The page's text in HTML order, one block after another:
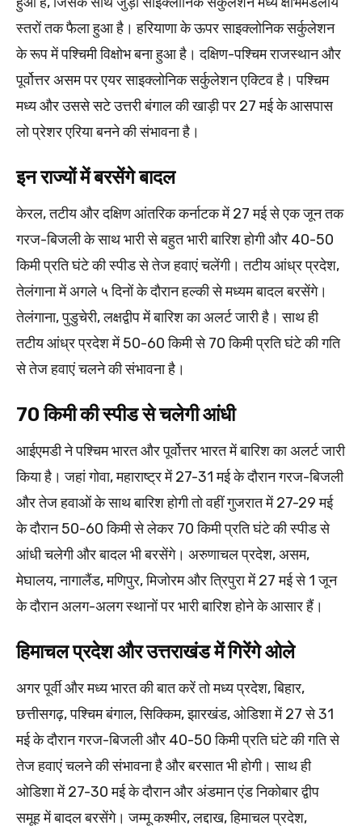
स्तरों तक फैला हुआ है। हरियाणा के ऊपर साइक्लोनिक सर्कुलेशन
के रूप में पश्चिमी विक्षोभ बना हुआ है। दक्षिण-पश्चिम राजस्थान और
पूर्वोत्तर असम पर एयर साइक्लोनिक सर्कुलेशन एक्टिव है। पश्चिम
मध्य और उससे सटे उत्तरी बंगाल की खाड़ी पर 27 मई के आसपास
लो प्रेशर एरिया बनने की संभावना है।
इन राज्यों में बरसेंगे बादल
केरल, तटीय और दक्षिण आंतरिक कर्नाटक में 27 मई से एक जून तक
गरज-बिजली के साथ भारी से बहुत भारी बारिश होगी और 40-50
किमी प्रति घंटे की स्पीड से तेज हवाएं चलेंगी। तटीय आंध्र प्रदेश,
तेलंगाना में अगले ५ दिनों के दौरान हल्की से मध्यम बादल बरसेंगे।
तेलंगाना, पुडुचेरी, लक्षद्वीप में बारिश का अलर्ट जारी है। साथ ही
तटीय आंध्र प्रदेश में 50-60 किमी से 70 किमी प्रति घंटे की गति
से तेज हवाएं चलने की संभावना है।
70 किमी की स्पीड से चलेगी आंधी
आईएमडी ने पश्चिम भारत और पूर्वोत्तर भारत में बारिश का अलर्ट जारी
किया है। जहां गोवा, महाराष्ट्र में 27-31 मई के दौरान गरज-बिजली
और तेज हवाओं के साथ बारिश होगी तो वहीं गुजरात में 27-29 मई
के दौरान 50-60 किमी से लेकर 70 किमी प्रति घंटे की स्पीड से
आंधी चलेगी और बादल भी बरसेंगे। अरुणाचल प्रदेश, असम,
मेघालय, नागालैंड, मणिपुर, मिजोरम और त्रिपुरा में 27 मई से 1 जून
के दौरान अलग-अलग स्थानों पर भारी बारिश होने के आसार हैं।
हिमाचल प्रदेश और उत्तराखंड में गिरेंगे ओले
अगर पूर्वी और मध्य भारत की बात करें तो मध्य प्रदेश, बिहार,
छत्तीसगढ़, पश्चिम बंगाल, सिक्किम, झारखंड, ओडिशा में 27 से 31
मई के दौरान गरज-बिजली और 40-50 किमी प्रति घंटे की गति से
तेज हवाएं चलने की संभावना है और बरसात भी होगी। साथ ही
ओडिशा में 27-30 मई के दौरान और अंडमान एंड निकोबार द्वीप
समूह में बादल बरसेंगे। जम्मू कश्मीर, लद्दाख, हिमाचल प्रदेश,